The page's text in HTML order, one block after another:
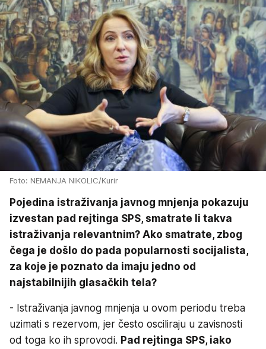
Foto: NEMANJA NIKOLIC/Kurir
Pojedina istraživanja javnog mnjenja pokazuju
izvestan pad rejtinga SPS, smatrate li takva
istraživanja relevantnim? Ako smatrate, zbog
čega je došlo do pada popularnosti socijalista,
za koje je poznato da imaju jedno od
najstabilnijih glasačkih tela?
- Istraživanja javnog mnjenja u ovom periodu treba
uzimati s rezervom, jer često osciliraju u zavisnosti
od toga ko ih sprovodi. Pad rejtinga SPS, iako